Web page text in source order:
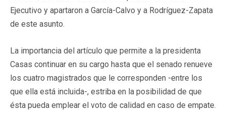
Ejecutivo y apartaron a García-Calvo y a Rodríguez-Zapata
de este asunto.
La importancia del artículo que permite a la presidenta
Casas continuar en su cargo hasta que el senado renueve
los cuatro magistrados que le corresponden -entre los
que ella está incluida-, estriba en la posibilidad de que
ésta pueda emplear el voto de calidad en caso de empate.